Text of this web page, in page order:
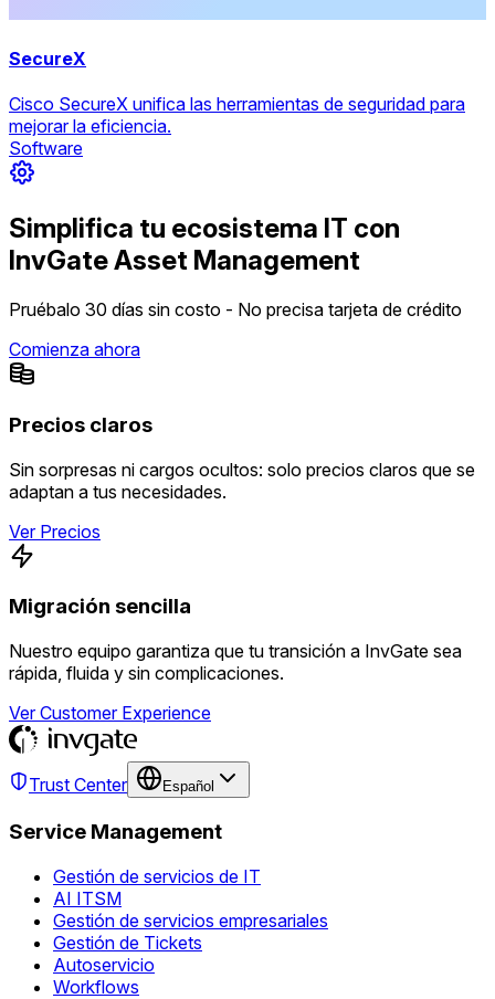
SecureX
Cisco SecureX unifica las herramientas de seguridad para
mejorar la eficiencia.
Software
Simplifica tu ecosistema IT con
InvGate Asset Management
Pruébalo 30 días sin costo - No precisa tarjeta de crédito
Comienza ahora
Precios claros
Sin sorpresas ni cargos ocultos: solo precios claros que se
adaptan a tus necesidades.
Ver Precios
Migración sencilla
Nuestro equipo garantiza que tu transición a InvGate sea
rápida, fluida y sin complicaciones.
Ver Customer Experience
Trust Center Español
Service Management
Gestión de servicios de IT
AI ITSM
Gestión de servicios empresariales
Gestión de Tickets
Autoservicio
Workflows